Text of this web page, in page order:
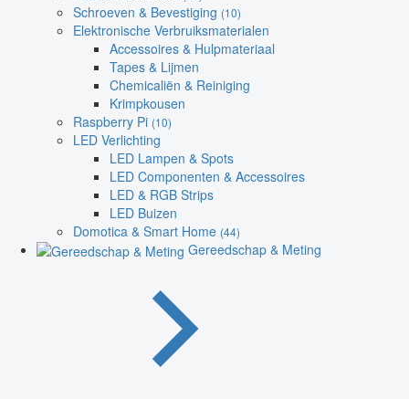
Schroeven & Bevestiging (10)
Elektronische Verbruiksmaterialen
Accessoires & Hulpmateriaal
Tapes & Lijmen
Chemicaliën & Reiniging
Krimpkousen
Raspberry Pi (10)
LED Verlichting
LED Lampen & Spots
LED Componenten & Accessoires
LED & RGB Strips
LED Buizen
Domotica & Smart Home (44)
Gereedschap & Meting